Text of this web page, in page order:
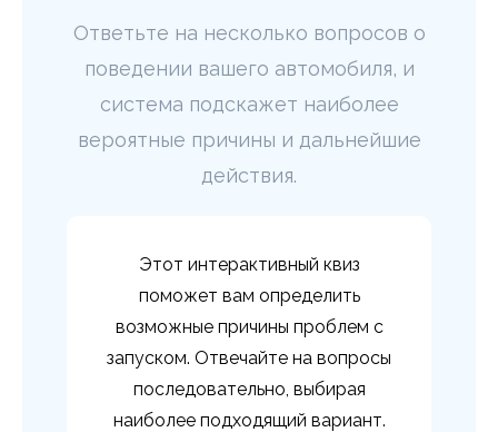
Ответьте на несколько вопросов о
поведении вашего автомобиля, и
система подскажет наиболее
вероятные причины и дальнейшие
действия.
Этот интерактивный квиз
поможет вам определить
возможные причины проблем с
запуском. Отвечайте на вопросы
последовательно, выбирая
наиболее подходящий вариант.